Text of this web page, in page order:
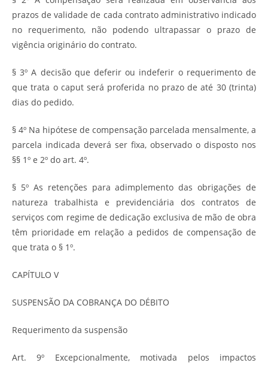
prazos de validade de cada contrato administrativo indicado
no requerimento, não podendo ultrapassar o prazo de
vigência originário do contrato.
§ 3º A decisão que deferir ou indeferir o requerimento de
que trata o caput será proferida no prazo de até 30 (trinta)
dias do pedido.
§ 4º Na hipótese de compensação parcelada mensalmente, a
parcela indicada deverá ser fixa, observado o disposto nos
§§ 1º e 2º do art. 4º.
§ 5º As retenções para adimplemento das obrigações de
natureza trabalhista e previdenciária dos contratos de
serviços com regime de dedicação exclusiva de mão de obra
têm prioridade em relação a pedidos de compensação de
que trata o § 1º.
CAPÍTULO V
SUSPENSÃO DA COBRANÇA DO DÉBITO
Requerimento da suspensão
Art. 9º Excepcionalmente, motivada pelos impactos